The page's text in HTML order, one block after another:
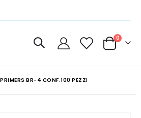
Cart
0
BR-4 CONF.100 PEZZI